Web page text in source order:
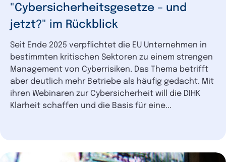
"Cybersicherheitsgesetze – und
jetzt?" im Rückblick
Seit Ende 2025 verpflichtet die EU Unternehmen in
bestimmten kritischen Sektoren zu einem strengen
Management von Cyberrisiken. Das Thema betrifft
aber deutlich mehr Betriebe als häufig gedacht. Mit
ihren Webinaren zur Cybersicherheit will die DIHK
Klarheit schaffen und die Basis für eine...